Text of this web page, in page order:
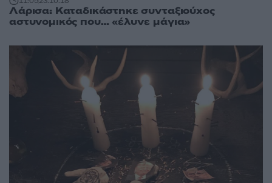
Λάρισα: Καταδικάστηκε συνταξιούχος
αστυνομικός που… «έλυνε μάγια»